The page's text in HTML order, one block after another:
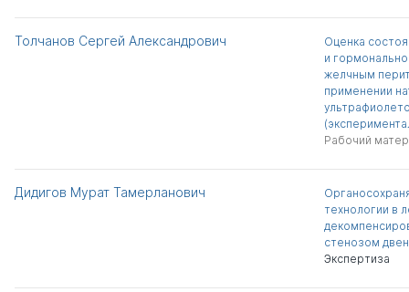
Толчанов Сергей Александрович
Оценка
и
желчным
применении
Рабочий
Дидигов Мурат Тамерланович
технологии в
стенозом
Экспертиза